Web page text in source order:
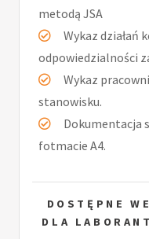
metodą JSA
Wykaz działań
odpowiedzialności
Wykaz
stanowisku.
Dokumentacja
fotmacie A4.
DOSTĘPNE
DLA